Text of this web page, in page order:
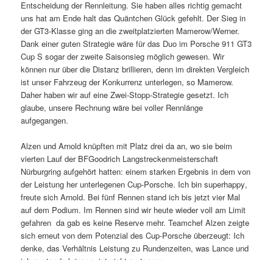
Entscheidung der Rennleitung. Sie haben alles richtig gemacht 
uns hat am Ende halt das Quäntchen Glück gefehlt. Der Sieg in
der GT3-Klasse ging an die zweitplatzierten Mamerow/Werner.
Dank einer guten Strategie wäre für das Duo im Porsche 911 GT3
Cup S sogar der zweite Saisonsieg möglich gewesen. Wir
können nur über die Distanz brillieren, denn im direkten Vergleich
ist unser Fahrzeug der Konkurrenz unterlegen, so Mamerow.
Daher haben wir auf eine Zwei-Stopp-Strategie gesetzt. Ich
glaube, unsere Rechnung wäre bei voller Rennlänge
aufgegangen.
Alzen und Arnold knüpften mit Platz drei da an, wo sie beim
vierten Lauf der BFGoodrich Langstreckenmeisterschaft
Nürburgring aufgehört hatten: einem starken Ergebnis in dem von
der Leistung her unterlegenen Cup-Porsche. Ich bin superhappy,
freute sich Arnold. Bei fünf Rennen stand ich bis jetzt vier Mal
auf dem Podium. Im Rennen sind wir heute wieder voll am Limit
gefahren  da gab es keine Reserve mehr. Teamchef Alzen zeigte
sich erneut von dem Potenzial des Cup-Porsche überzeugt: Ich
denke, das Verhältnis Leistung zu Rundenzeiten, was Lance und